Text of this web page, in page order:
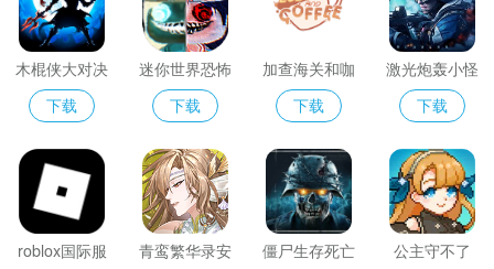
木棍侠大对决
下载
迷你世界恐怖
版ZM
下载
加查海关和咖
啡2025
下载
激光炮轰小怪
2选关版
下载
roblox国际服
青鸾繁华录安
僵尸生存死亡
公主守不了